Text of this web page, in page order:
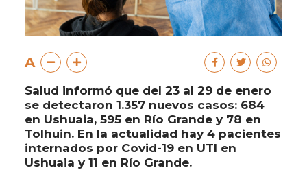
A
Salud informó que del 23 al 29 de enero
se detectaron 1.357 nuevos casos: 684
en Ushuaia, 595 en Río Grande y 78 en
Tolhuin. En la actualidad hay 4 pacientes
internados por Covid-19 en UTI en
Ushuaia y 11 en Río Grande.